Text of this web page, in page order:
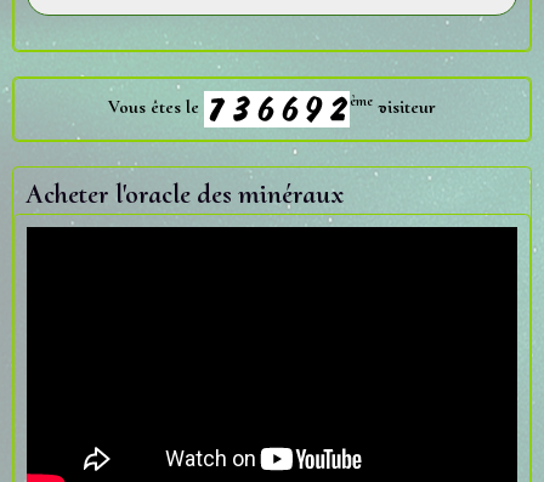
Vous êtes le ème visiteur
Acheter l'oracle des minéraux